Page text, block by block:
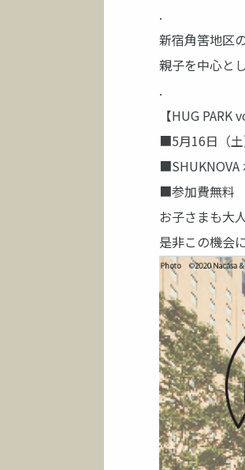
.
新宿角筈地区
親子を中心と
.
【HUG PARK
■5月16日（
■SHUKNOVA
■参加費無料
お子さまも大
是非この機会